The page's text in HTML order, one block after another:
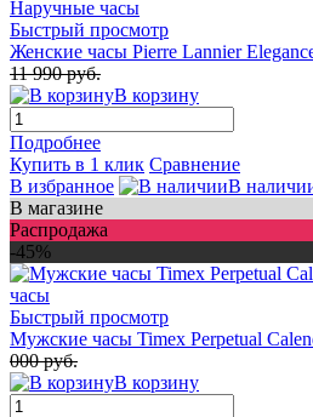
Быстрый просмотр
Женские часы Pierre Lannier
11 990 руб.
В корзину
Подробнее
Купить в 1 клик Сравнение
В избранное
В
В магазине
Распродажа
-45%
Быстрый просмотр
Мужские часы Timex Perpetual
000 руб.
В корзину